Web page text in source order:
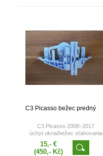
C3 Picasso bežec predný
C3 Picasso 2008–2017
úchyt okna/bežec sťahovania
15,- €
(450,- Kč)